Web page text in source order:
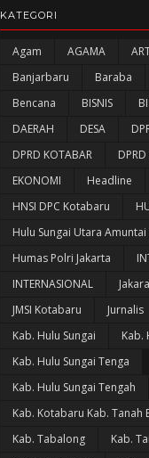
KATEGORI
Agam AGAMA
Banjarbaru
Baraba
Bencana
BISNIS
DAERAH
DESA
DPRD KOTABAR
EKONOMI
Headline
HNSI DPC Kotabaru
Hulu Sungai Utara Amuntai
Humas Polri Jakarta
INTERNASIONAL
JMSI Kotabaru
Jurnalis
Kab. Hulu Sungai
Kab.
Kab. Hulu Sungai Tenga
Kab. Hulu Sungai Tengah
Kab. Kotabaru Kab. Tanah
Kab. Tabalong
Kab.